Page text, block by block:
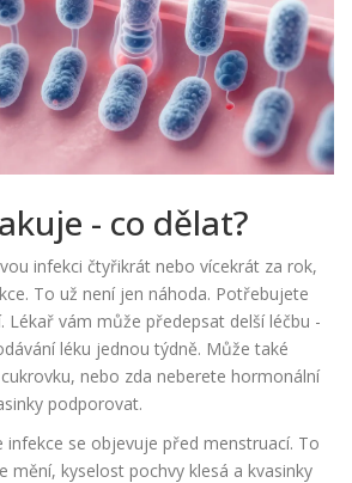
- co dělat?
infekci čtyřikrát nebo vícekrát za rok,
To už není jen náhoda. Potřebujete
Lékař vám může předepsat delší léčbu -
léku jednou týdně. Může také
nebo zda neberete hormonální
podporovat.
infekce se objevuje před menstruací. To
mění, kyselost pochvy klesá a kvasinky